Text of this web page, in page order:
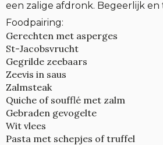
een zalige afdronk. Begeerlijk en
Foodpairing:
Gerechten met asperges
St-Jacobsvrucht
Gegrilde zeebaars
Zeevis in saus
Zalmsteak
Quiche of soufflé met zalm
Gebraden gevogelte
Wit vlees
Pasta met schepjes of truffel